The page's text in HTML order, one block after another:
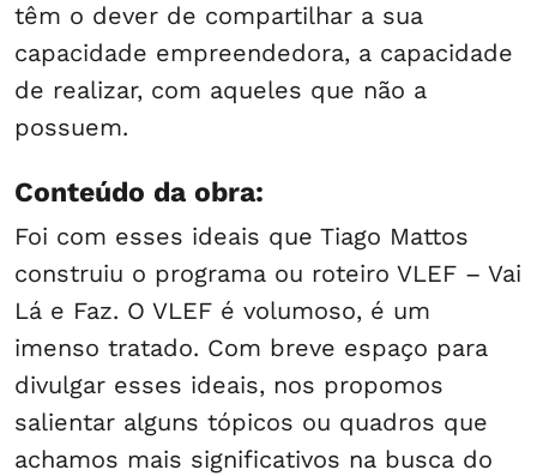
têm o dever de compartilhar a sua
capacidade empreendedora, a capacidade
de realizar, com aqueles que não a
possuem.
Conteúdo da obra:
Foi com esses ideais que Tiago Mattos
construiu o programa ou roteiro VLEF – Vai
Lá e Faz. O VLEF é volumoso, é um
imenso tratado. Com breve espaço para
divulgar esses ideais, nos propomos
salientar alguns tópicos ou quadros que
achamos mais significativos na busca do